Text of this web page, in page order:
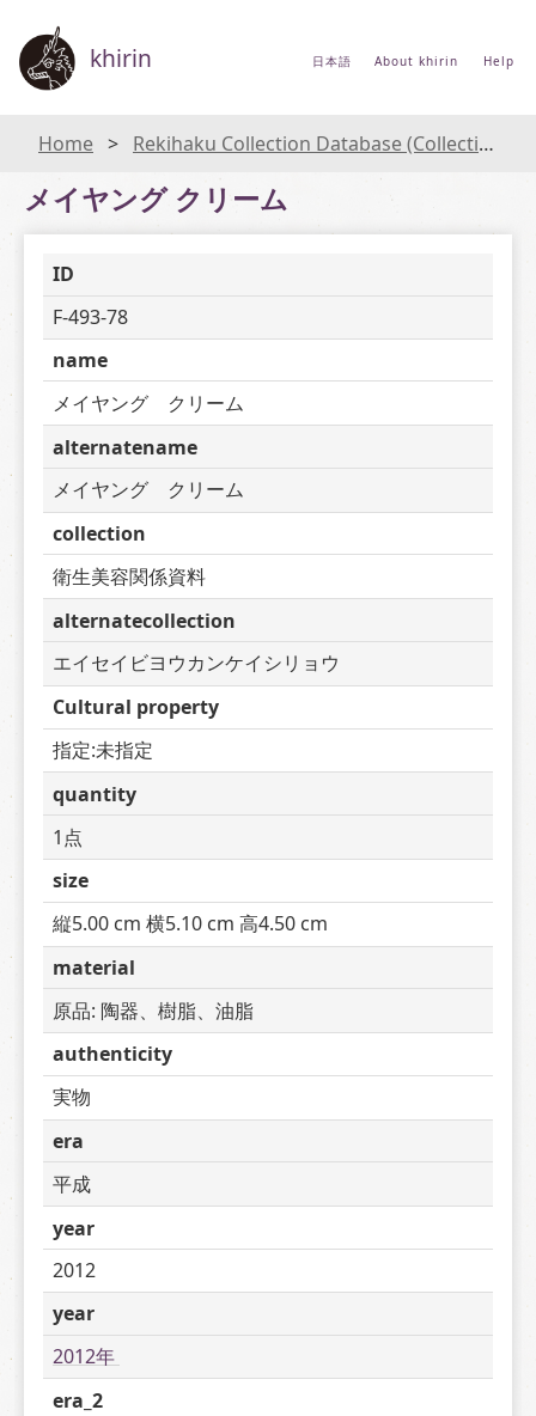
khirin 日本語 About khirin Help
Home Rekihaku Collection Database (Collections Database of the National Museum of Japanese History)
メイヤング クリーム
ID
F-493-78
name
メイヤング　クリーム
alternatename
メイヤング　クリーム
collection
衛生美容関係資料
alternatecollection
エイセイビヨウカンケイシリョウ
Cultural property
指定:未指定
quantity
1点
size
縦5.00 cm 横5.10 cm 高4.50 cm
material
原品: 陶器、樹脂、油脂
authenticity
実物
era
平成
year
2012
year
2012年
era_2